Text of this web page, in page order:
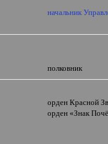
начальник
полковник
орден Красной
орден«Знак